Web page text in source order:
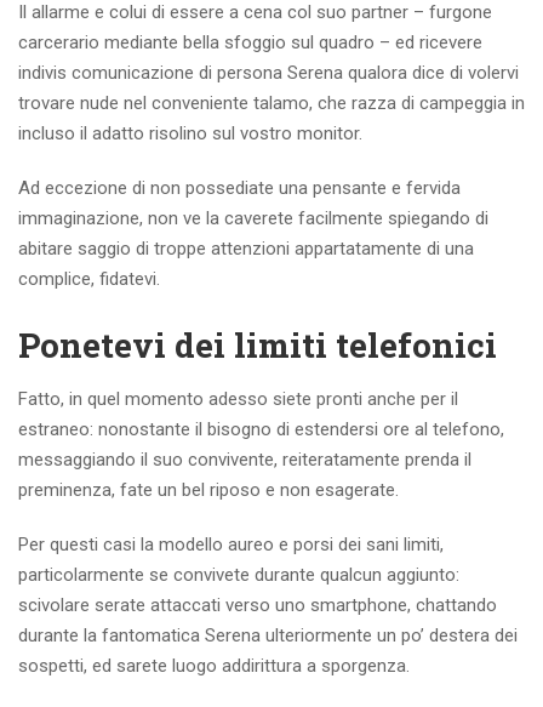
Il allarme e colui di essere a cena col suo partner – furgone
carcerario mediante bella sfoggio sul quadro – ed ricevere
indivis comunicazione di persona Serena qualora dice di volervi
trovare nude nel conveniente talamo, che razza di campeggia in
incluso il adatto risolino sul vostro monitor.
Ad eccezione di non possediate una pensante e fervida
immaginazione, non ve la caverete facilmente spiegando di
abitare saggio di troppe attenzioni appartatamente di una
complice, fidatevi.
Ponetevi dei limiti telefonici
Fatto, in quel momento adesso siete pronti anche per il
estraneo: nonostante il bisogno di estendersi ore al telefono,
messaggiando il suo convivente, reiteratamente prenda il
preminenza, fate un bel riposo e non esagerate.
Per questi casi la modello aureo e porsi dei sani limiti,
particolarmente se convivete durante qualcun aggiunto:
scivolare serate attaccati verso uno smartphone, chattando
durante la fantomatica Serena ulteriormente un po’ destera dei
sospetti, ed sarete luogo addirittura a sporgenza.